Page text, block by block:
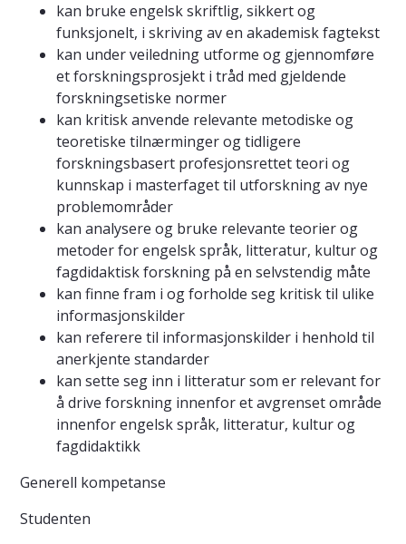
kan bruke engelsk skriftlig, sikkert og
funksjonelt, i skriving av en akademisk fagtekst
kan under veiledning utforme og gjennomføre
et forskningsprosjekt i tråd med gjeldende
forskningsetiske normer
kan kritisk anvende relevante metodiske og
teoretiske tilnærminger og tidligere
forskningsbasert profesjonsrettet teori og
kunnskap i masterfaget til utforskning av nye
problemområder
kan analysere og bruke relevante teorier og
metoder for engelsk språk, litteratur, kultur og
fagdidaktisk forskning på en selvstendig måte
kan finne fram i og forholde seg kritisk til ulike
informasjonskilder
kan referere til informasjonskilder i henhold til
anerkjente standarder
kan sette seg inn i litteratur som er relevant for
å drive forskning innenfor et avgrenset område
innenfor engelsk språk, litteratur, kultur og
fagdidaktikk
Generell kompetanse
Studenten